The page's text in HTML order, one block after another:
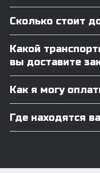
Сколько стоит
Какой
вы доставите
Как я могу
Где находятся